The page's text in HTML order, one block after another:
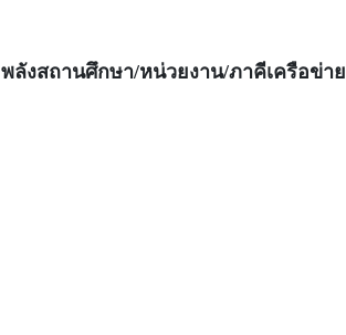
พลังสถานศึกษา/หน่วยงาน/ภาคีเครือข่าย